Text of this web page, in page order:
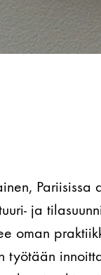
Pariisissa
ja
oman
työtään